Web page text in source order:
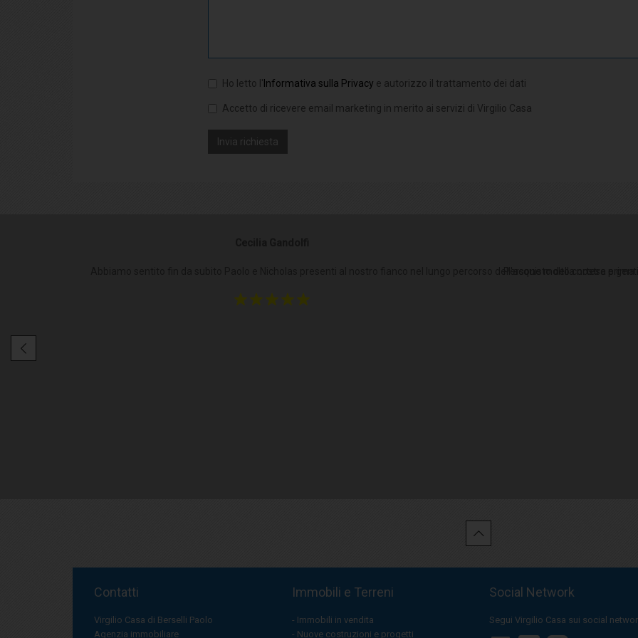
Ho letto l'Informativa sulla Privacy e autorizzo il trattamento dei dati
Accetto di ricevere email marketing in merito ai servizi di Virgilio Casa
Contatti
Virgilio Casa di Berselli Paolo
Agenzia immobiliare
Immobili e Terreni
Immobili in vendita
Nuove costruzioni e progetti
Social Network
Segui Virgilio Casa sui social